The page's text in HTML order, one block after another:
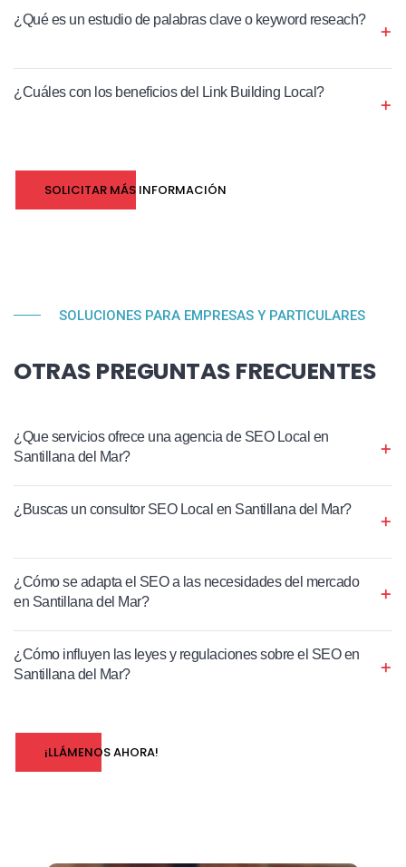
¿Qué es un estudio de palabras clave o keyword reseach?
¿Cuáles con los beneficios del Link Building Local?
SOLICITAR MÁS INFORMACIÓN
SOLUCIONES PARA EMPRESAS Y PARTICULARES
OTRAS PREGUNTAS FRECUENTES
¿Que servicios ofrece una agencia de SEO Local en
Santillana del Mar?
¿Buscas un consultor SEO Local en Santillana del Mar?
¿Cómo se adapta el SEO a las necesidades del mercado
en Santillana del Mar?
¿Cómo influyen las leyes y regulaciones sobre el SEO en
Santillana del Mar?
¡LLÁMENOS AHORA!